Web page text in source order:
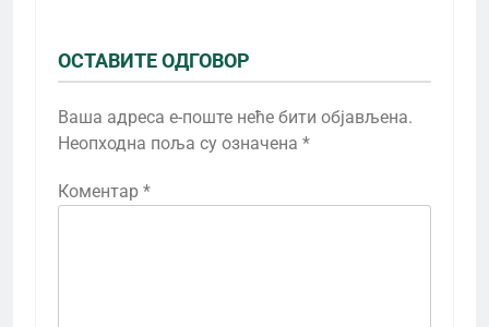
ОСТАВИТЕ ОДГОВОР
Ваша адреса е-поште неће бити објављена.
Неопходна поља су означена *
Коментар *